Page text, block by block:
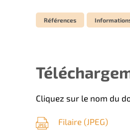
Références
Cliquez sur le nom du
Filaire (JPEG)